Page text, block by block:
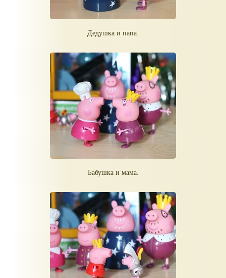
Дедушка и папа.
Бабушка и мама.